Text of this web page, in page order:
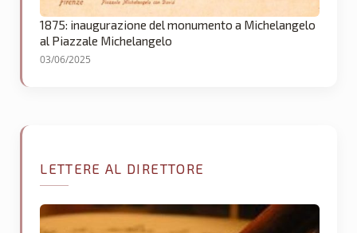
1875: inaugurazione del monumento a Michelangelo
al Piazzale Michelangelo
03/06/2025
LETTERE AL DIRETTORE